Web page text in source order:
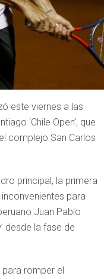
este viernes a las
‘Chile Open’, que
complejo San Carlos
principal, la primera
para
Juan Pablo
desde la fase de
romper el